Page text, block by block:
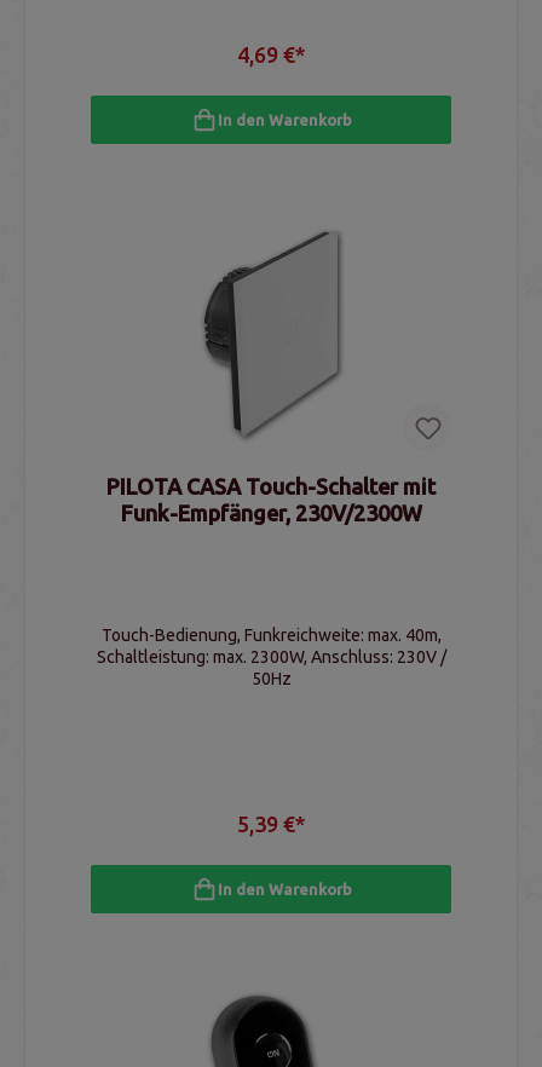
4,69 €*
In den Warenkorb
PILOTA CASA Touch-Schalter mit
Funk-Empfänger, 230V/2300W
Touch-Bedienung, Funkreichweite: max. 40m,
Schaltleistung: max. 2300W, Anschluss: 230V /
50Hz
5,39 €*
In den Warenkorb